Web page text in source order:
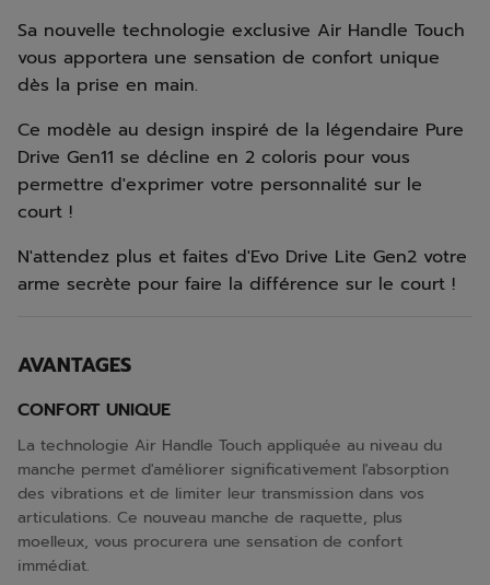
Sa nouvelle technologie exclusive Air Handle Touch
vous apportera une sensation de confort unique
dès la prise en main.
Ce modèle au design inspiré de la légendaire Pure
Drive Gen11 se décline en 2 coloris pour vous
permettre d'exprimer votre personnalité sur le
court !
N'attendez plus et faites d'Evo Drive Lite Gen2 votre
arme secrète pour faire la différence sur le court !
AVANTAGES
CONFORT UNIQUE
La technologie Air Handle Touch appliquée au niveau du
manche permet d'améliorer significativement l'absorption
des vibrations et de limiter leur transmission dans vos
articulations. Ce nouveau manche de raquette, plus
moelleux, vous procurera une sensation de confort
immédiat.